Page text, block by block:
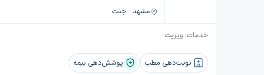
مشهد - جنت
خدمات: ویزیت
پوشش‌دهی بیمه نوبت‌دهی مطب